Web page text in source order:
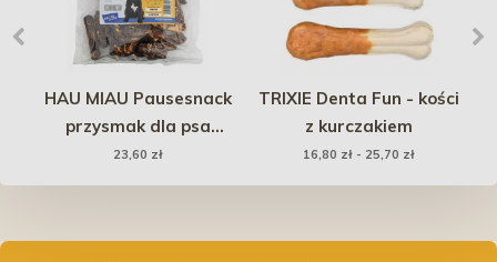
HAU MIAU Pausesnack
przysmak dla psa
paluszki z wołowiną i
serem 500g
23,60 zł
TRIXIE Denta Fun - kości
z kurczakiem
16,80 zł - 25,70 zł